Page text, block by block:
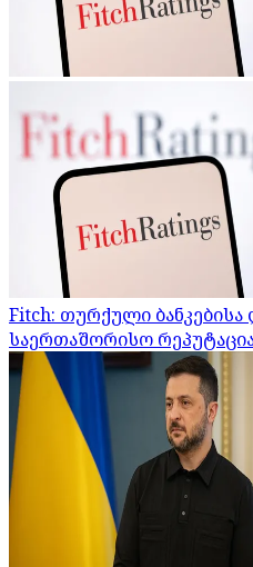
Fitch: თურქული ბანკებისა
საერთაშორისო